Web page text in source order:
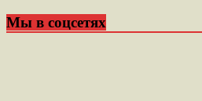
Мы в соцсетях